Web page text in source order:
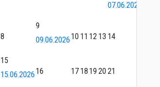
07.06.2026
8
9
09.06.2026 10 11 12 13 14
15
15.06.2026 16 17 18 19 20 21